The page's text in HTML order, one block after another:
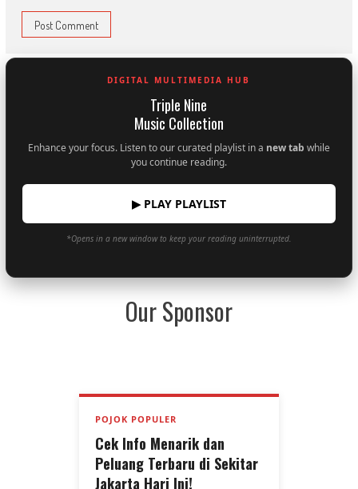
DIGITAL MULTIMEDIA HUB
Triple Nine
Music Collection
Enhance your focus. Listen to our curated playlist in a new tab while
you continue reading.
▶ PLAY PLAYLIST
*Opens in a new window to keep your reading uninterrupted.
Our Sponsor
POJOK POPULER
Cek Info Menarik dan
Peluang Terbaru di Sekitar
Jakarta Hari Ini!